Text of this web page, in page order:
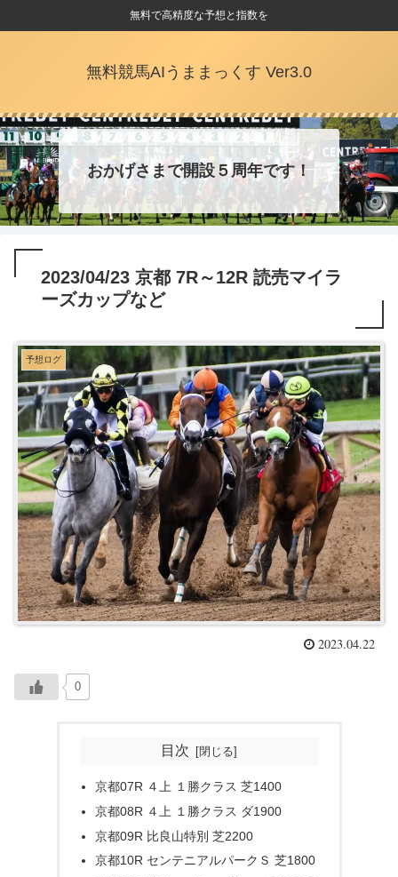
無料で高精度な予想と指数を
無料競馬AIうままっくす Ver3.0
おかげさまで開設５周年です！
2023/04/23 京都 7R～12R 読売マイラ
ーズカップなど
予想ログ
2023.04.22
0
目次
京都07R ４上 １勝クラス 芝1400
京都08R ４上 １勝クラス ダ1900
京都09R 比良山特別 芝2200
京都10R センテニアルパークＳ 芝1800